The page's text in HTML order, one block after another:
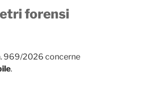
forensi
969/2026 concerne
.